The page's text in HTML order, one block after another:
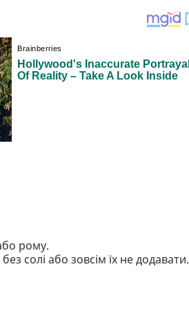
рому.
солі або зовсім їх не додавати.